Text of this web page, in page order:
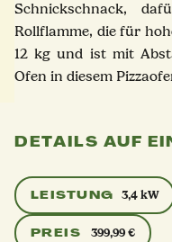
Schnickschnack,
Rollflamme, die für
12 kg und ist mit
Ofen in diesem
DETAILS AUF
LEISTUNG 3,4 kW
PREIS 399,99 €